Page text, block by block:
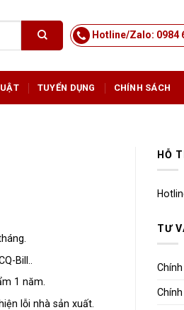
Hotline/Zalo: 0984
TUYỂN DỤNG CHÍNH SÁCH
HỖ
TƯ
Bill..
1 năm.
lỗi nhà sản xuất.